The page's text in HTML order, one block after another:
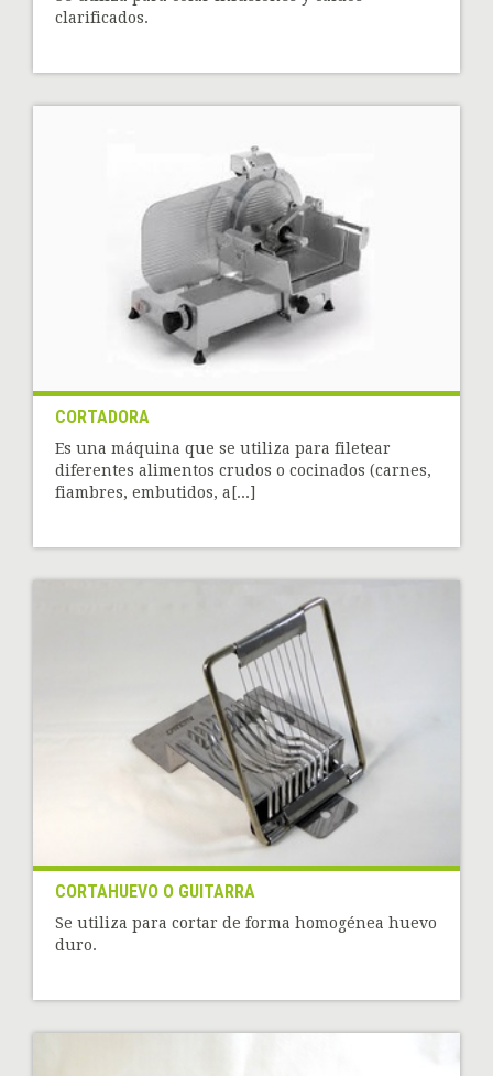
clarificados.
CORTADORA
Es una máquina que se utiliza para filetear
diferentes alimentos crudos o cocinados (carnes,
fiambres, embutidos, a[...]
CORTAHUEVO O GUITARRA
Se utiliza para cortar de forma homogénea huevo
duro.